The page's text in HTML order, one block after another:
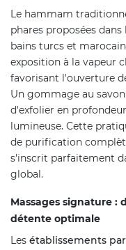
Le hammam
phares proposées
bains turcs et
exposition à la vapeur
favorisant l'ouverture
Un gommage au
d'exfolier en
lumineuse. Cette
de purification
s'inscrit parfaitement
global.
Massages signature :
détente optimale
Les établissements